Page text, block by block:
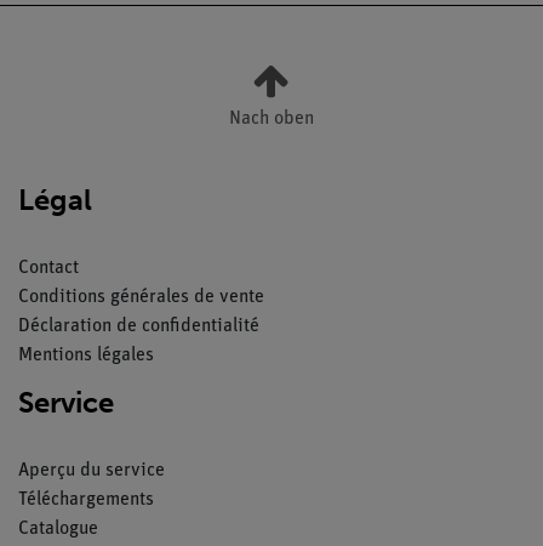
Nach oben
Légal
Contact
Conditions générales de vente
Déclaration de confidentialité
Mentions légales
Service
Aperçu du service
Téléchargements
Catalogue